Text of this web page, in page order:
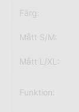
Färg:
Mått S/M:
Mått L/XL:
Funktion: